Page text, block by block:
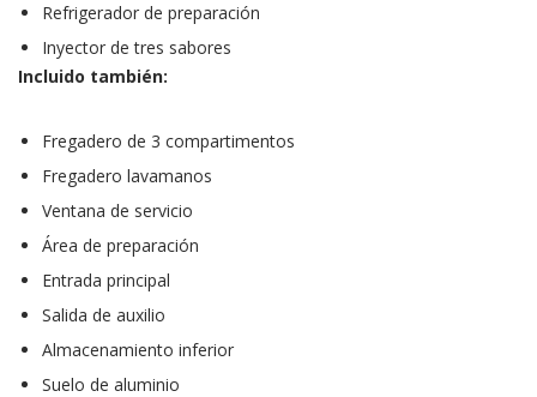
Refrigerador de preparación
Inyector de tres sabores
Incluido también:
Fregadero de 3 compartimentos
Fregadero lavamanos
Ventana de servicio
Área de preparación
Entrada principal
Salida de auxilio
Almacenamiento inferior
Suelo de aluminio